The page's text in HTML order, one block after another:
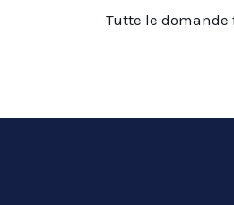
Tutte le domande